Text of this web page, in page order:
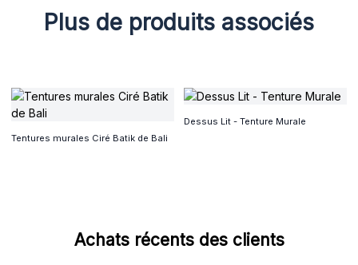
Plus de produits associés
Tentures murales Ciré Batik de Bali
Dessus Lit - Tenture Murale
Achats récents des clients